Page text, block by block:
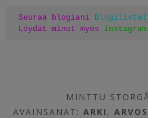
Seuraa blogiani
Löydät minut myös
MINTTU
AVAINSANAT:ARKI ,